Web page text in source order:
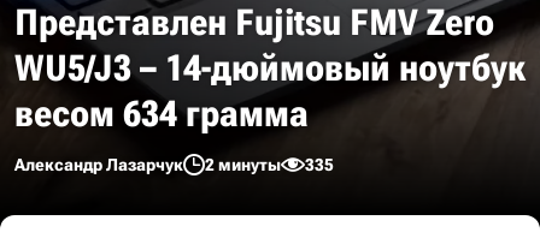
Представлен Fujitsu FMV Zero
WU5/J3 – 14-дюймовый ноутбук
весом 634 грамма
Александр Лазарчук 2 минуты 335